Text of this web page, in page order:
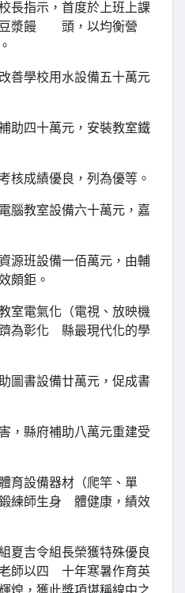
長指示，首度於上班上課
豆漿饅 頭，以均衡營
善學校用水設備五十萬元
助四十萬元，安裝教室鐵
核成績優良，列為優等。
腦教室設備六十萬元，嘉
源班設備一佰萬元，由輔
頗鉅。
室電氣化（電視、放映機
為彰化 縣最現代化的學
圖書設備廿萬元，促成書
，縣府補助八萬元重建受
育設備器材（爬竿、單
練師生身 體健康，績效
夏吉令組長榮獲特殊優良
師以四 十年寒暑作育英